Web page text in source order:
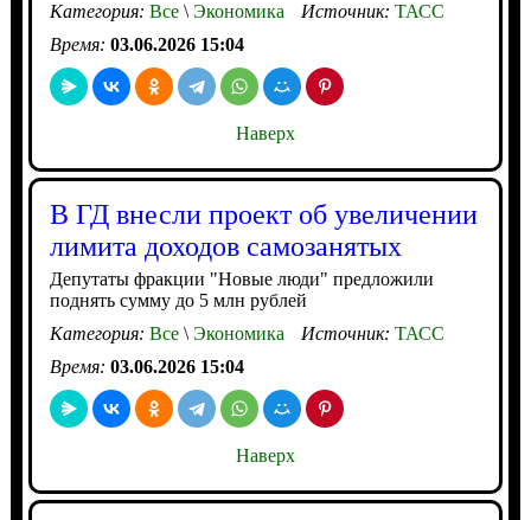
Категория: Все\Экономика Источник: ТАСС
Время: 03.06.2026 15:04
Наверх
В ГД внесли проект об увеличении
лимита доходов самозанятых
Депутаты фракции "Новые люди" предложили
поднять сумму до 5 млн рублей
Категория: Все\Экономика Источник: ТАСС
Время: 03.06.2026 15:04
Наверх